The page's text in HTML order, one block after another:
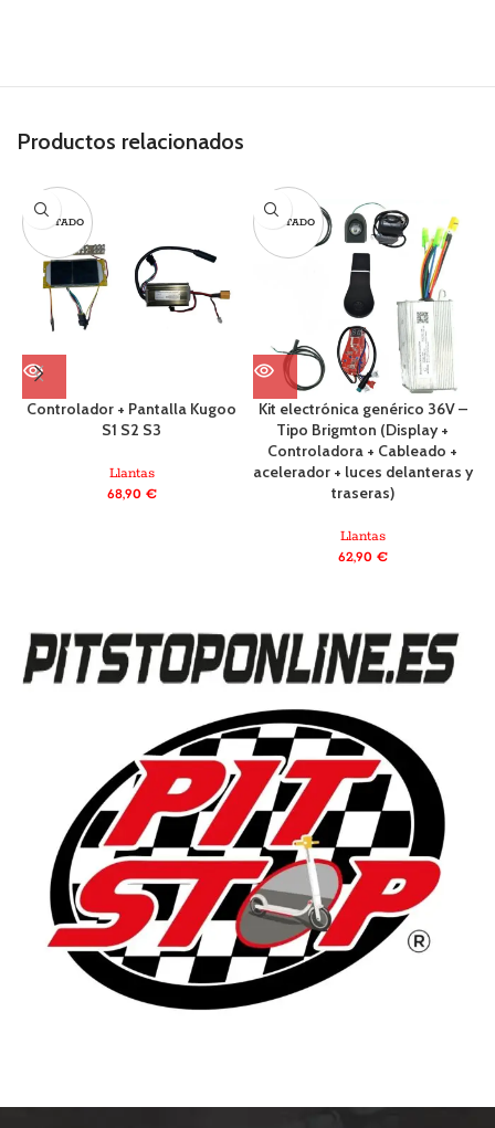
Productos relacionados
AGOTADO
Controlador + Pantalla Kugoo
S1 S2 S3
Llantas
68,90 €
AGOTADO
Kit electrónica genérico 36V –
Tipo Brigmton (Display +
Controladora + Cableado +
acelerador + luces delanteras y
traseras)
Llantas
62,90 €